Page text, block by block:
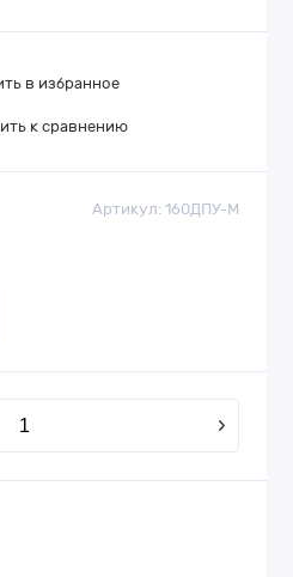
в избранное
к сравнению
Артикул: 160ДПУ-М